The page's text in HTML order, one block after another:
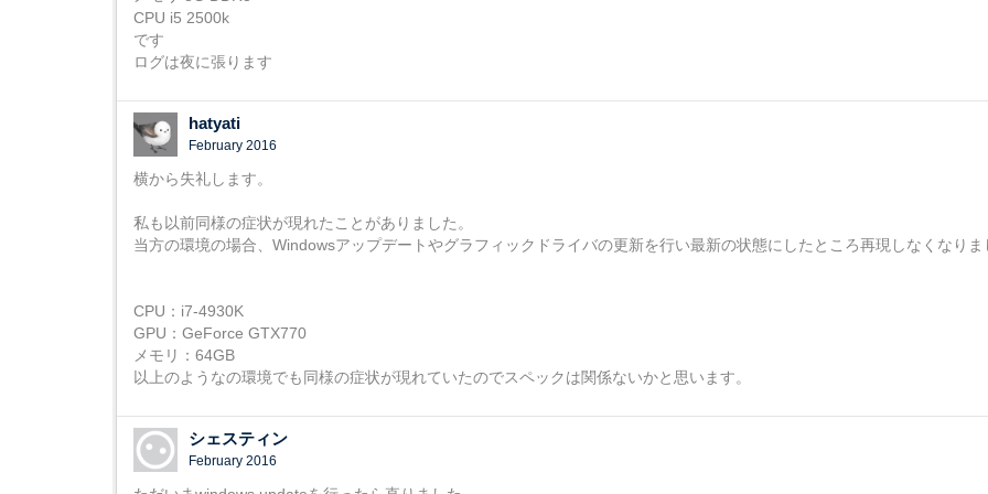
CPU i5 2500k
です
ログは夜に張ります
hatyati
February 2016
横から失礼します。
私も以前同様の症状が現れたことがありました。
当方の環境の場合、Windowsアップデートやグラフィックドライバの更新を行い最新の状態にしたところ再現しなくなりま
CPU：i7-4930K
GPU：GeForce GTX770
メモリ：64GB
以上のようなの環境でも同様の症状が現れていたのでスペックは関係ないかと思います。
シェスティン
February 2016